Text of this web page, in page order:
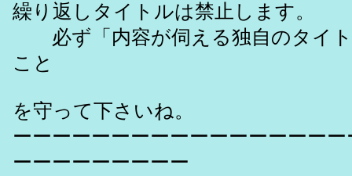
繰り返しタイトルは禁止します。
必ず「内容が伺える独自のタイ
こと
を守って下さいね。
ーーーーーーーーーーーーーーーー
ーーーーーーーーー